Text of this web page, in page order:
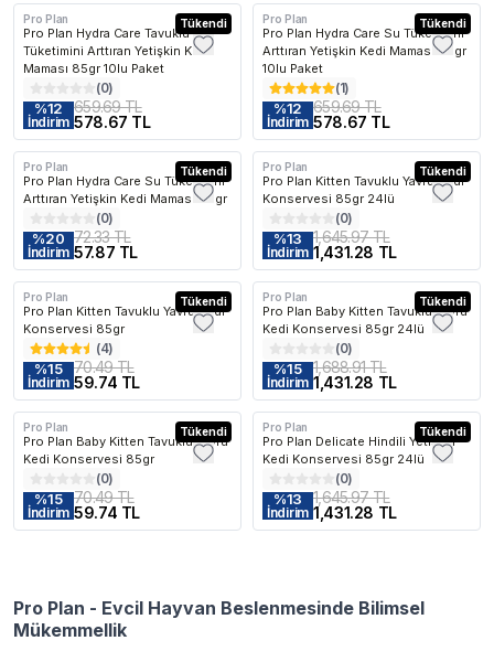
Tükendi
Pro Plan
Pro Plan Hydra Care Tavuklu Su
Tüketimini Arttıran Yetişkin Kedi
Maması 85gr 10lu Paket
(0)
%12
İndirim
659.69 TL
578.67 TL
Tükendi
Pro Plan
Pro Plan Hydra Care Su Tüketimini
Arttıran Yetişkin Kedi Maması 85gr
10lu Paket
(1)
%12
İndirim
659.69 TL
578.67 TL
Tükendi
Pro Plan
Pro Plan Hydra Care Su Tüketimini
Arttıran Yetişkin Kedi Maması 85gr
(0)
%20
İndirim
72.33 TL
57.87 TL
Kargo Bedava Tükendi
Pro Plan
Pro Plan Kitten Tavuklu Yavru Kedi
Konservesi 85gr 24lü
(0)
%13
İndirim
1,645.97 TL
1,431.28 TL
Tükendi
Pro Plan
Pro Plan Kitten Tavuklu Yavru Kedi
Konservesi 85gr
(4)
%15
İndirim
70.49 TL
59.74 TL
Kargo Bedava Tükendi
Pro Plan
Pro Plan Baby Kitten Tavuklu Yavru
Kedi Konservesi 85gr 24lü
(0)
%15
İndirim
1,688.91 TL
1,431.28 TL
Tükendi
Pro Plan
Pro Plan Baby Kitten Tavuklu Yavru
Kedi Konservesi 85gr
(0)
%15
İndirim
70.49 TL
59.74 TL
Kargo Bedava Tükendi
Pro Plan
Pro Plan Delicate Hindili Yetişkin
Kedi Konservesi 85gr 24lü
(0)
%13
İndirim
1,645.97 TL
1,431.28 TL
Pro Plan - Evcil Hayvan Beslenmesinde Bilimsel
Mükemmellik